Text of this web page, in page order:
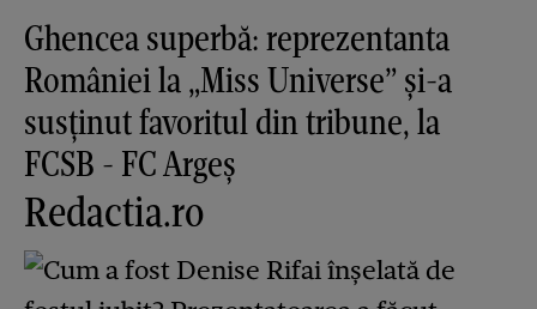
Ghencea superbă: reprezentanta
României la „Miss Universe” și-a
susținut favoritul din tribune, la
FCSB - FC Argeș
Redactia.ro